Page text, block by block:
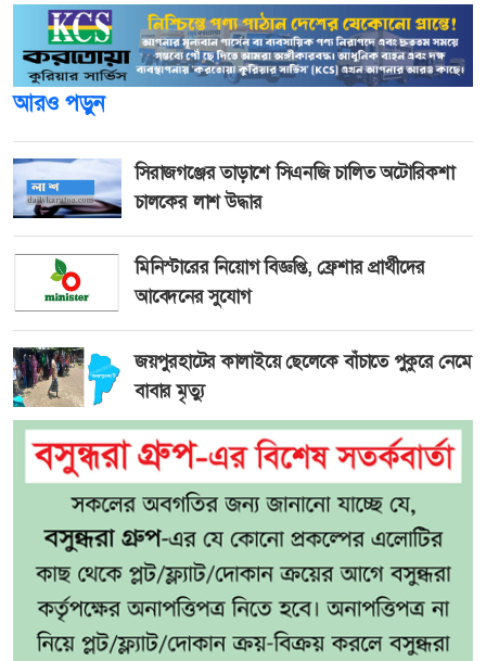
আরও পড়ুন
সিরাজগঞ্জের তাড়াশে সিএনজি চালিত অটোরিকশা
চালকের লাশ উদ্ধার
মিনিস্টারের নিয়োগ বিজ্ঞপ্তি, ফ্রেশার প্রার্থীদের
আবেদনের সুযোগ
জয়পুরহাটের কালাইয়ে ছেলেকে বাঁচাতে পুকুরে নেমে
বাবার মৃত্যু